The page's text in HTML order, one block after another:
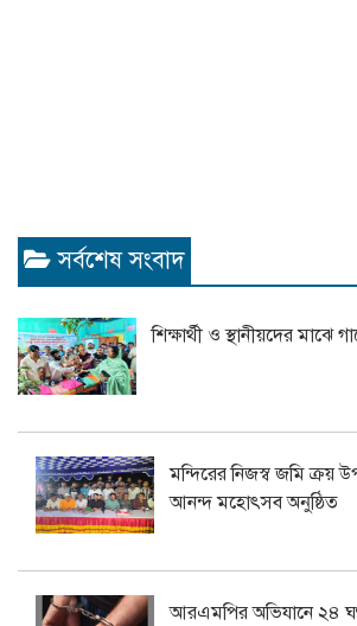
সর্বশেষ সংবাদ
শিক্ষার্থী ও স্থানীয়দের মাঝে
মন্দিরের নিজস্ব জমি ক্রয়
আনন্দ মহোৎসব অনুষ্ঠিত
আরএমপির অভিযানে ২৪